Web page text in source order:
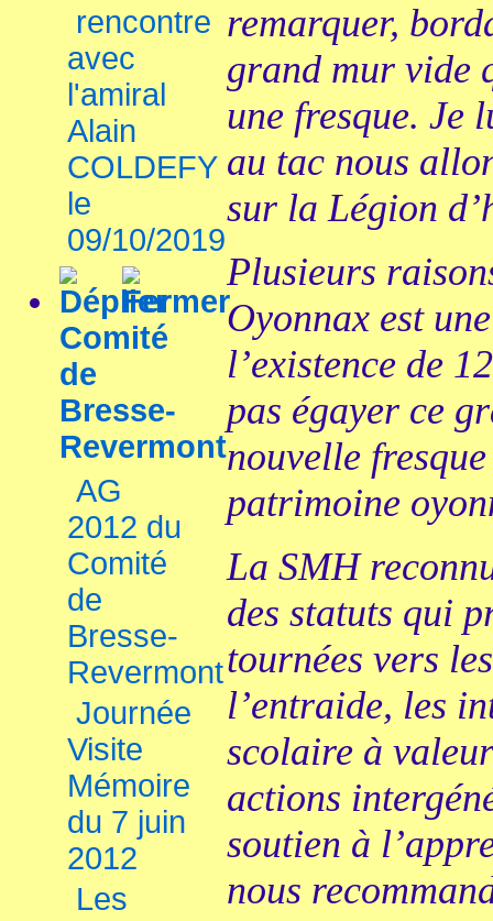
rencontre
avec
l'amiral
Alain
COLDEFY
le
09/10/2019
Comité
de
Bresse-
Revermont
AG
2012 du
Comité
de
Bresse-
Revermont
Journée
Visite
Mémoire
du 7 juin
2012
Les
remarquer,
grand mur vide
une fresque. Je
au tac nous
sur la Légion
Plusieurs
Oyonnax est
l’existence de
pas égayer ce
nouvelle
patrimoine
La SMH
des statuts qui
tournées vers
l’entraide, les
scolaire à
actions
soutien à
nous